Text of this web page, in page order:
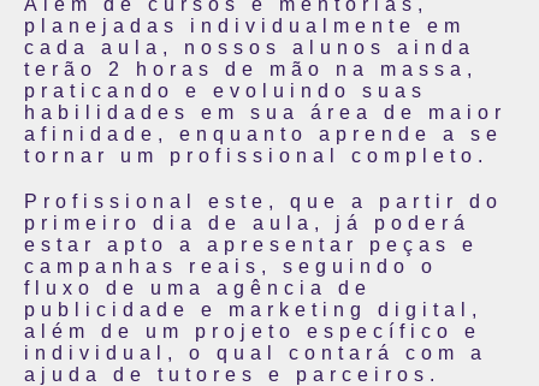
Além de cursos e mentorias,
planejadas individualmente em
cada aula, nossos alunos ainda
terão 2 horas de mão na massa,
praticando e evoluindo suas
habilidades em sua área de maior
afinidade, enquanto aprende a se
tornar um profissional completo.
Profissional este, que a partir do
primeiro dia de aula, já poderá
estar apto a apresentar peças e
campanhas reais, seguindo o
fluxo de uma agência de
publicidade e marketing digital,
além de um projeto específico e
individual, o qual contará com a
ajuda de tutores e parceiros.